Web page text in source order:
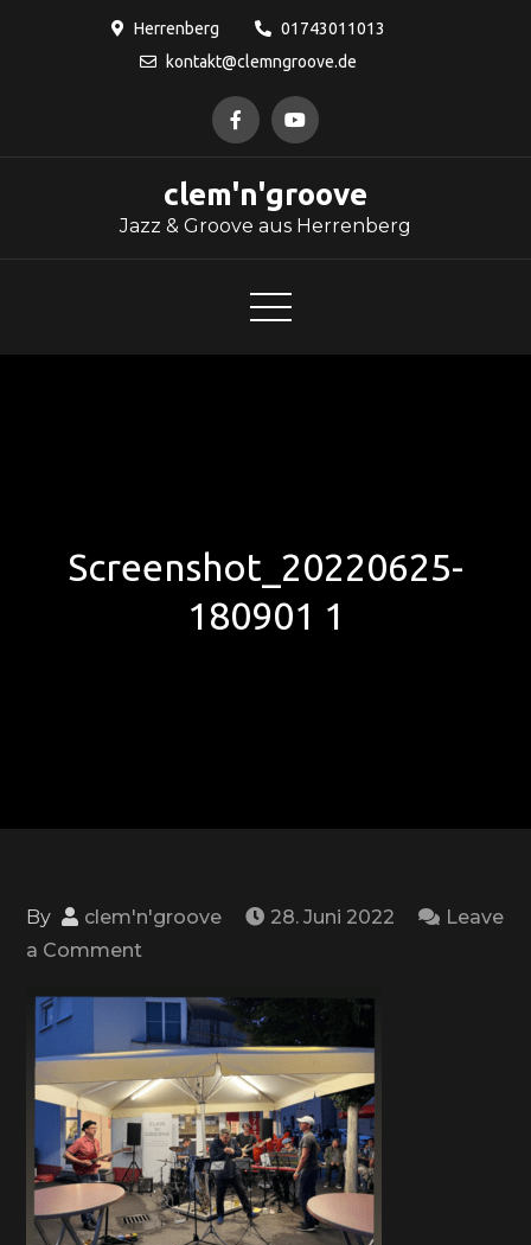
Herrenberg
01743011013
kontakt@clemngroove.de
clem'n'groove
Jazz & Groove aus Herrenberg
Screenshot_20220625-
180901 1
By clem'n'groove 28. Juni 2022
Leave
a Commenton
180901
1